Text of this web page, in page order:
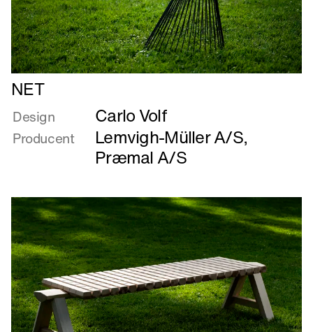
Læs
mere
om
NET
NET
Design Carlo Volf
Producent Lemvigh-Müller A/S,
Præmal A/S